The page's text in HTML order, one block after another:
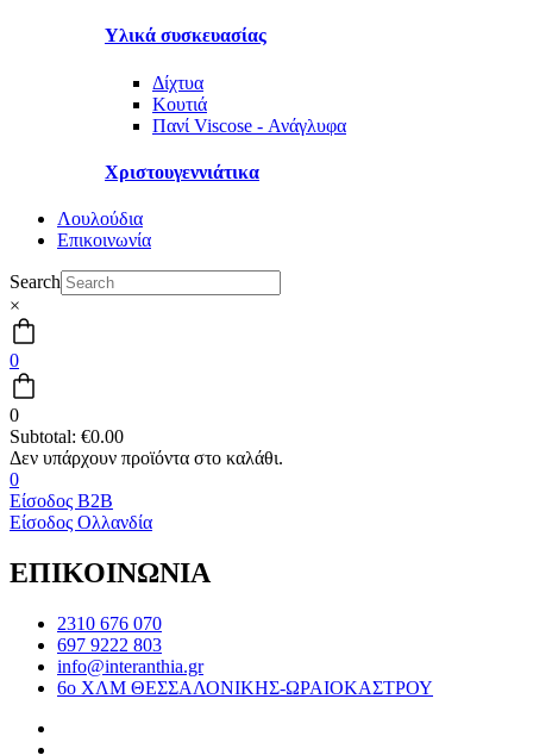
Υλικά συσκευασίας
Δίχτυα
Κουτιά
Πανί Viscose - Ανάγλυφα
Χριστουγεννιάτικα
Λουλούδια
Επικοινωνία
Search
×
0
0
Subtotal: €0.00
0
Είσοδος B2B
Είσοδος Ολλανδία
ΕΠΙΚΟΙΝΩΝΙΑ
2310 676 070
697 9222 803
info@interanthia.gr
6ο ΧΛΜ ΘΕΣΣΑΛΟΝΙΚΗΣ-ΩΡΑΙΟΚΑΣΤΡΟΥ